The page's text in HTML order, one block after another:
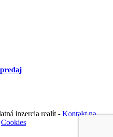
inzercia realít - Kontakt na
Cookies